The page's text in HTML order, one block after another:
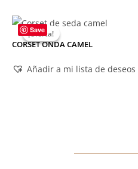
Save
¡Oferta!
¡Oferta!
CORSET ONDA CAMEL
Añadir a mi lista de deseos